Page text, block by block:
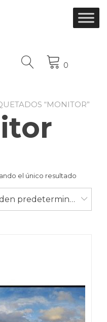
0
“MONITOR”
el único resultado
Orden predeterminado